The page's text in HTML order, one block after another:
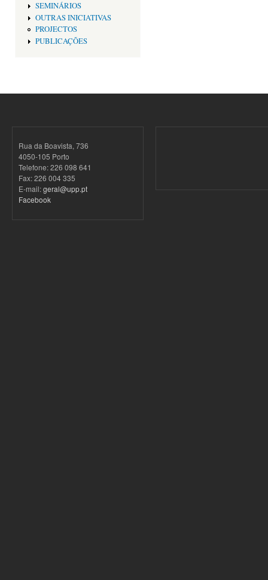
SEMINÁRIOS
OUTRAS INICIATIVAS
PROJECTOS
PUBLICAÇÕES
Rua da Boavista, 736
4050-105 Porto
Telefone: 226 098 641
Fax: 226 004 335
E-mail:geral@upp.pt
Facebook